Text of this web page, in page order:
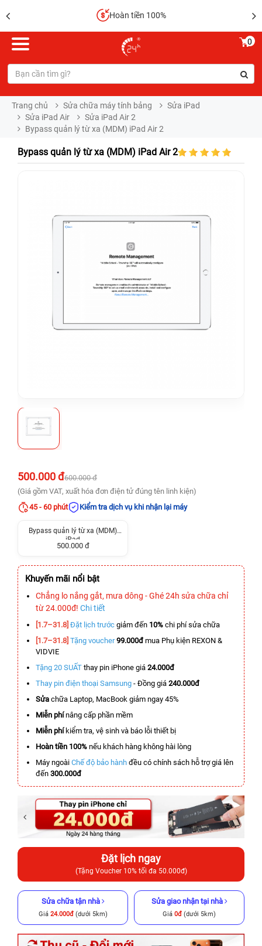
Hoàn tiền 100%
0
Trang chủ Sửa chữa máy tính bảng
Sửa iPad
Sửa iPad Air
Sửa iPad Air 2
Bypass quản lý từ xa (MDM) iPad Air 2
Bypass quản lý từ xa (MDM) iPad Air 2
500.000 đ600.000 đ
(Giá gồm VAT, xuất hóa đơn điện tử đúng tên linh kiện)
45 - 60 phút
Kiểm tra dịch vụ khi nhận lại máy
Bypass quản lý từ xa (MDM)
iPad
500.000 đ
Khuyến mãi nổi bật
Chẳng lo nắng gắt, mưa dông - Ghé 24h sửa chữa chỉ
từ 24.000đ! Chi tiết
[1.7–31.8] Đặt lịch trước giảm đến 10% chi phí sửa chữa
[1.7–31.8] Tặng voucher 99.000đmua Phụ kiện REXON &
VIDVIE
Tặng 20 SUẤT thay pin iPhone giá 24.000đ
Thay pin điện thoại Samsung - Đồng giá 240.000đ
Sửa chữa Laptop, MacBook giảm ngay 45%
Miễn phínâng cấp phần mềm
Miễn phíkiểm tra, vệ sinh và báo lỗi thiết bị
Hoàn tiền 100% nếu khách hàng không hài lòng
Máy ngoài Chế độ bảo hành đều có chính sách hỗ trợ giá lên
đến 300.000đ
Đặt lịch ngay
(Tặng Voucher 10% tối đa 50.000đ)
Sửa chữa tận nhà
Giá 24.000đ(dưới 5km)
Sửa giao nhận tại nhà
Giá 0đ (dưới 5km)